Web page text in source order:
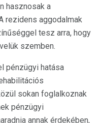
hasznosak a
rezidens aggodalmak
tesz arra, hogy
szemben.
pénzügyi hatása
sokan foglalkoznak
pénzügyi
annak érdekében,